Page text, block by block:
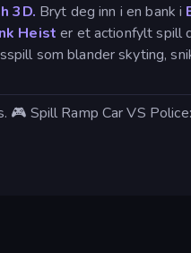
3D. Bryt deg inn i en bank i
Heist er et actionfylt spill
som blander skyting,
Spill Ramp Car VS